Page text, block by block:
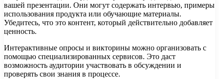
вашей презентации. Они могут содержать интервью, примеры
использования продукта или обучающие материалы.
Убедитесь, что это контент, который действительно добавляет
ценность.
Интерактивные опросы и викторины можно организовать с
помощью специализированных сервисов. Это даст
возможность аудитории участвовать в обсуждении и
проверять свои знания в процессе.